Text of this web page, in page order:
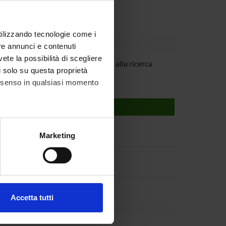
tecnologie come i
annunci e contenuti
la possibilità di scegliere
su questa proprietà
in qualsiasi momento
metro,Marketing
Accetta tutti
Libonati Incaricato alla ricerca